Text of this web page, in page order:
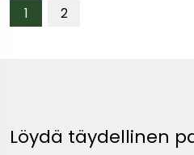
1 2
Löydä täydellinen